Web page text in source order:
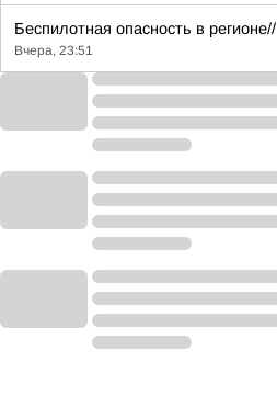
Беспилотная опасность в регионе//
Вчера, 23:51